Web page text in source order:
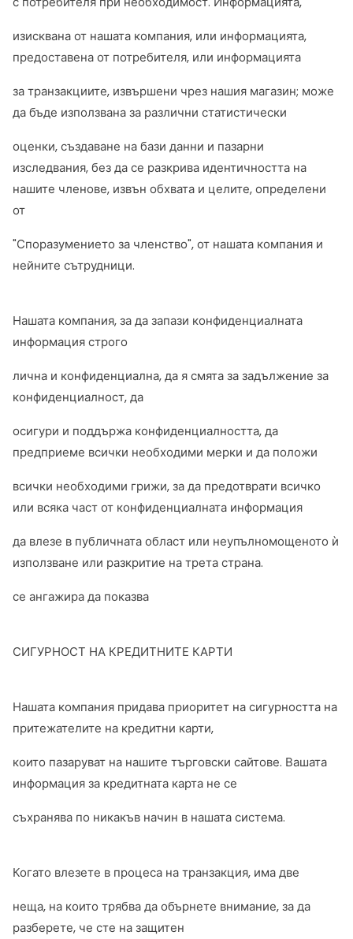
изисквана от нашата компания, или информацията,
предоставена от потребителя, или информацията
за транзакциите, извършени чрез нашия магазин; може
да бъде използвана за различни статистически
оценки, създаване на бази данни и пазарни
изследвания, без да се разкрива идентичността на
нашите членове, извън обхвата и целите, определени
от
"Споразумението за членство", от нашата компания и
нейните сътрудници.
Нашата компания, за да запази конфиденциалната
информация строго
лична и конфиденциална, да я смята за задължение за
конфиденциалност, да
осигури и поддържа конфиденциалността, да
предприеме всички необходими мерки и да положи
всички необходими грижи, за да предотврати всичко
или всяка част от конфиденциалната информация
да влезе в публичната област или неупълномощеното ѝ
използване или разкритие на трета страна.
се ангажира да показва
СИГУРНОСТ НА КРЕДИТНИТЕ КАРТИ
Нашата компания придава приоритет на сигурността на
притежателите на кредитни карти,
които пазаруват на нашите търговски сайтове. Вашата
информация за кредитната карта не се
съхранява по никакъв начин в нашата система.
Когато влезете в процеса на транзакция, има две
неща, на които трябва да обърнете внимание, за да
разберете, че сте на защитен